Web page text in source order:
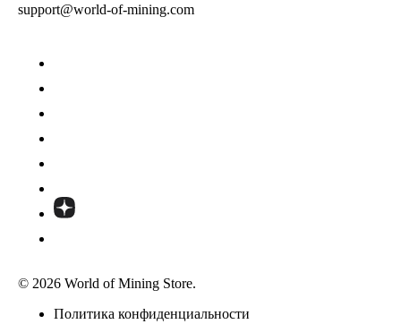
support@world-of-mining.com
© 2026 World of Mining Store.
Политика конфиденциальности